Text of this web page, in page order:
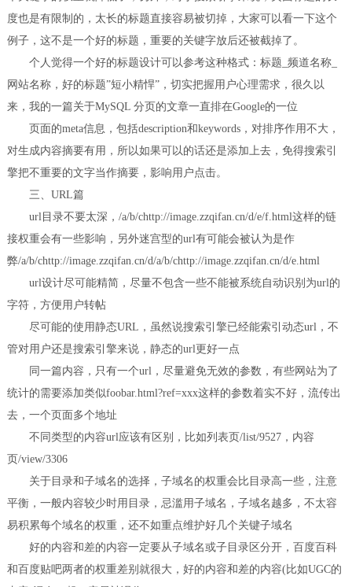
度也是有限制的，太长的标题直接容易被切掉，大家可以看一下这个
例子，这不是一个好的标题，重要的关键字放后还被截掉了。
个人觉得一个好的标题设计可以参考这种格式：标题_频道名称_
网站名称，好的标题”短小精悍”，切实把握用户心理需求，很久以
来，我的一篇关于MySQL 分页的文章一直排在Google的一位
页面的meta信息，包括description和keywords，对排序作用不大，
对生成内容摘要有用，所以如果可以的话还是添加上去，免得搜索引
擎把不重要的文字当作摘要，影响用户点击。
三、URL篇
url目录不要太深，/a/b/chttp://image.zzqifan.cn/d/e/f.html这样的链
接权重会有一些影响，另外迷宫型的url有可能会被认为是作
弊/a/b/chttp://image.zzqifan.cn/d/a/b/chttp://image.zzqifan.cn/d/e.html
url设计尽可能精简，尽量不包含一些不能被系统自动识别为url的
字符，方便用户转帖
尽可能的使用静态URL，虽然说搜索引擎已经能索引动态url，不
管对用户还是搜索引擎来说，静态的url更好一点
同一篇内容，只有一个url，尽量避免无效的参数，有些网站为了
统计的需要添加类似foobar.html?ref=xxx这样的参数着实不好，流传出
去，一个页面多个地址
不同类型的内容url应该有区别，比如列表页/list/9527，内容
页/view/3306
关于目录和子域名的选择，子域名的权重会比目录高一些，注意
平衡，一般内容较少时用目录，忌滥用子域名，子域名越多，不太容
易积累每个域名的权重，还不如重点维护好几个关键子域名
好的内容和差的内容一定要从子域名或子目录区分开，百度百科
和百度贴吧两者的权重差别就很大，好的内容和差的内容(比如UGC的